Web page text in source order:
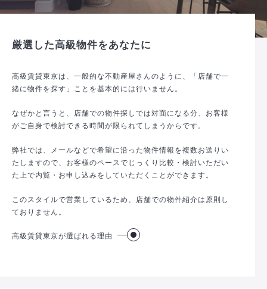
厳選した高級物件をあなたに
高級賃貸東京は、一般的な不動産屋さんのように、「店舗で一
緒に物件を探す」ことを基本的には行いません。
なぜかと言うと、店舗での物件探しでは対面になる分、お客様
がご自身で検討できる時間が限られてしまうからです。
弊社では、メールなどで希望に沿った物件情報を複数お送りい
たしますので、お客様のペースでじっくり比較・検討いただい
た上で内覧・お申し込みをしていただくことができます。
このスタイルで営業しているため、店舗での物件紹介は原則し
ておりません。
高級賃貸東京が選ばれる理由